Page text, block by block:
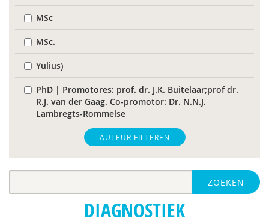
MSc
MSc.
Yulius)
PhD | Promotores: prof. dr. J.K. Buitelaar;prof dr.
R.J. van der Gaag. Co-promotor: Dr. N.N.J.
Lambregts-Rommelse
Paul A. Mulder
Drs. A. Scheeren
Dr. A.A. Spek
AUTEUR FILTEREN
ZOEKEN
DIAGNOSTIEK